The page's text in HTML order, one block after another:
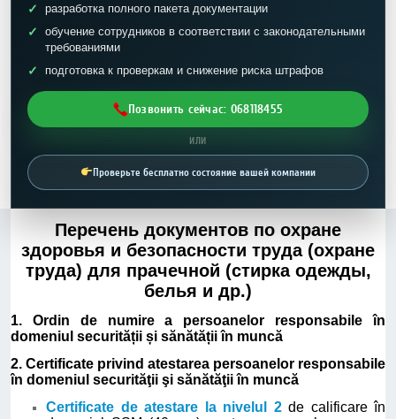
разработка полного пакета документации
обучение сотрудников в соответствии с законодательными
требованиями
подготовка к проверкам и снижение риска штрафов
Позвонить сейчас: 068118455
ИЛИ
Проверьте бесплатно состояние вашей компании
Перечень документов по охране
здоровья и безопасности труда (охране
труда) для прачечной (стирка одежды,
белья и др.)
1. Ordin de numire a persoanelor responsabile în
domeniul securității și sănătății în muncă
2. Certificate privind atestarea persoanelor responsabile
în domeniul securităţii şi sănătăţii în muncă
Certificate de atestare la nivelul 2de calificare în